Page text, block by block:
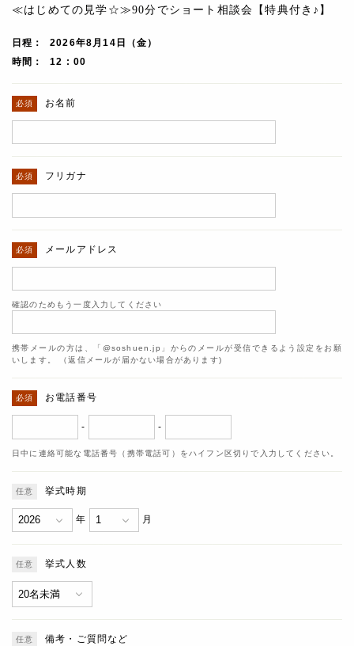
≪はじめての見学☆≫90分でショート相談会【特典付き♪】
日程
2026年8月14日（金）
時間
12 : 00
お名前
フリガナ
メールアドレス
確認のためもう一度入力してください
携帯メールの方は、「@soshuen.jp」からのメールが受信できるよう設定をお願
いします。 （返信メールが届かない場合があります)
お電話番号
- -
日中に連絡可能な電話番号（携帯電話可）をハイフン区切りで入力してください。
挙式時期
年 月
挙式人数
備考・ご質問など